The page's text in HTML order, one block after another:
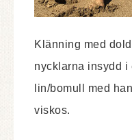
Klänning med
nycklarna insydd i
lin/bomull med
viskos.